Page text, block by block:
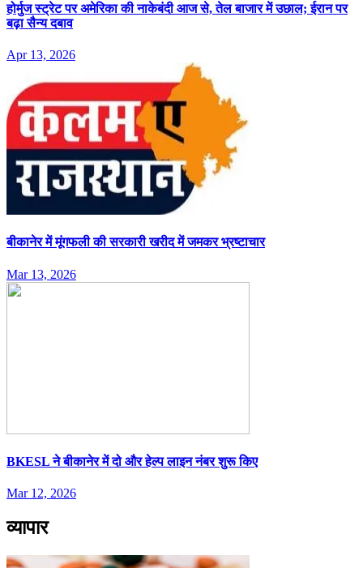
होर्मुज स्ट्रेट पर अमेरिका की नाकेबंदी आज से, तेल बाजार में उछाल; ईरान पर
बढ़ा सैन्य दबाव
Apr 13, 2026
बीकानेर में मूंगफली की सरकारी खरीद में जमकर भ्रष्टाचार
Mar 13, 2026
BKESL ने बीकानेर में दो और हेल्प लाइन नंबर शुरू किए
Mar 12, 2026
व्यापार